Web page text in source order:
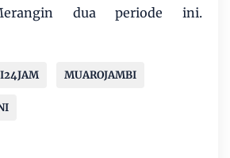
dua periode ini.
MUAROJAMBI